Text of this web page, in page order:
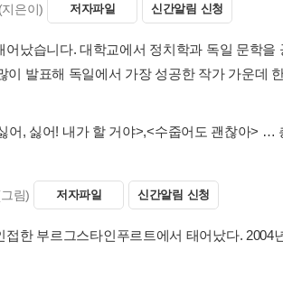
(지은이) 저자파일 신간알림 신청
어났습니다. 대학교에서 정치학과 독일 문학
이 발표해 독일에서 가장 성공한 작가 가운데
어, 싫어! 내가 할 거야>,<수줍어도 괜찮아> …
림) 저자파일 신간알림 신청
접한 부르그스타인푸르트에서 태어났다.